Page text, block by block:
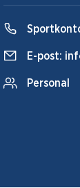
E-post:
Personal